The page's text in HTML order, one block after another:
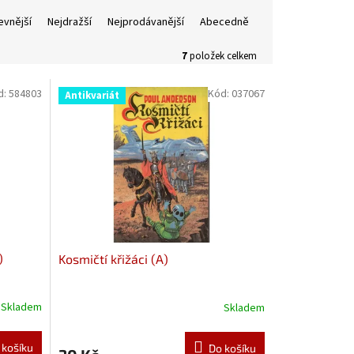
Nejdražší Nejprodávanější Abecedně
7položek celkem
Skladem
košíku
584803 Antikvariát
Kosmičtí křižáci (A)
Skladem
Do košíku
Kód: 037067